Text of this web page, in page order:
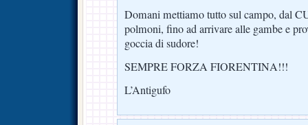
Domani mettiamo tutto sul campo, dal
polmoni, fino ad arrivare alle gambe e
goccia di sudore!
SEMPRE FORZA FIORENTINA!!!
L’Antigufo